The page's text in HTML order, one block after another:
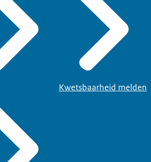
Kwetsbaarheid melden